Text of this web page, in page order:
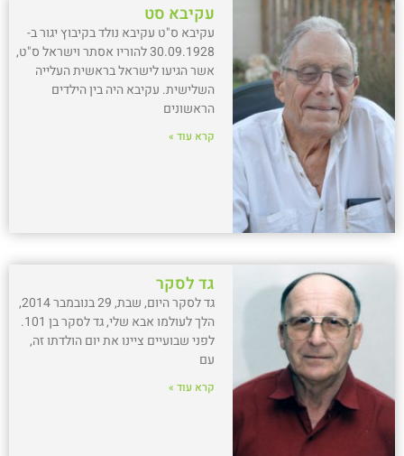
עקיבא סט
עקיבא ס"ט עקיבא נולד בקיבוץ יגור ב-
30.09.1928 להוריו אסתר וישראל ס"ט,
אשר הגיעו לישראל בראשית העלייה
השלישית. עקיבא היה בין הילדים
הראשונים
קרא עוד »
גד לסקר
גד לסקר היום, שבת, 29 בנובמבר 2014,
הלך לעולמו אבא שלי, גד לסקר בן 101.
לפני שבועיים ציינו את יום הולדתו זה,
עם
קרא עוד »